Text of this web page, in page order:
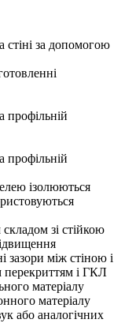
за допомогою
профільній
профільній
ізолюються
зі стійкою
між стіною і
і ГКЛ
матеріалу
матеріалу
або аналогічних